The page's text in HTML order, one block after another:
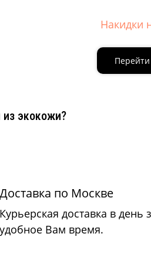
Накидки
Перейти
из экокожи?
Доставка по Москве
Курьерская доставка в день
удобное Вам время.